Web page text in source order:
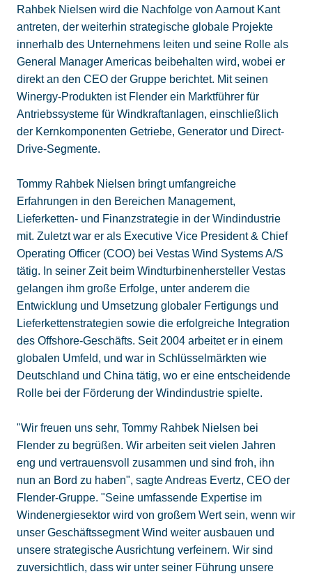
Rahbek Nielsen wird die Nachfolge von Aarnout Kant
antreten, der weiterhin strategische globale Projekte
innerhalb des Unternehmens leiten und seine Rolle als
General Manager Americas beibehalten wird, wobei er
direkt an den CEO der Gruppe berichtet. Mit seinen
Winergy-Produkten ist Flender ein Marktführer für
Antriebssysteme für Windkraftanlagen, einschließlich
der Kernkomponenten Getriebe, Generator und Direct-
Drive-Segmente.
Tommy Rahbek Nielsen bringt umfangreiche
Erfahrungen in den Bereichen Management,
Lieferketten- und Finanzstrategie in der Windindustrie
mit. Zuletzt war er als Executive Vice President & Chief
Operating Officer (COO) bei Vestas Wind Systems A/S
tätig. In seiner Zeit beim Windturbinenhersteller Vestas
gelangen ihm große Erfolge, unter anderem die
Entwicklung und Umsetzung globaler Fertigungs und
Lieferkettenstrategien sowie die erfolgreiche Integration
des Offshore-Geschäfts. Seit 2004 arbeitet er in einem
globalen Umfeld, und war in Schlüsselmärkten wie
Deutschland und China tätig, wo er eine entscheidende
Rolle bei der Förderung der Windindustrie spielte.
"Wir freuen uns sehr, Tommy Rahbek Nielsen bei
Flender zu begrüßen. Wir arbeiten seit vielen Jahren
eng und vertrauensvoll zusammen und sind froh, ihn
nun an Bord zu haben", sagte Andreas Evertz, CEO der
Flender-Gruppe. "Seine umfassende Expertise im
Windenergiesektor wird von großem Wert sein, wenn wir
unser Geschäftssegment Wind weiter ausbauen und
unsere strategische Ausrichtung verfeinern. Wir sind
zuversichtlich, dass wir unter seiner Führung unsere